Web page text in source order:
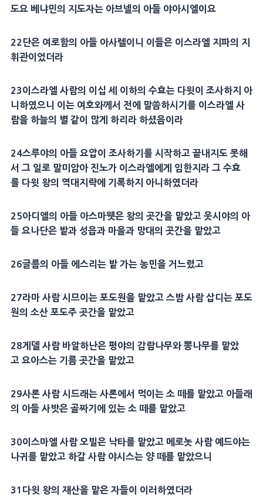
도요 베냐민의 지도자는 아브넬의 아들 야아시엘이요
22단은 여로함의 아들 아사렐이니 이들은 이스라엘 지파의 지
휘관이었더라
23이스라엘 사람의 이십 세 이하의 수효는 다윗이 조사하지 아
니하였으니 이는 여호와께서 전에 말씀하시기를 이스라엘 사
람을 하늘의 별 같이 많게 하리라 하셨음이라
24스루야의 아들 요압이 조사하기를 시작하고 끝내지도 못해
서 그 일로 말미암아 진노가 이스라엘에게 임한지라 그 수효
를 다윗 왕의 역대지략에 기록하지 아니하였더라
25아디엘의 아들 아스마웻은 왕의 곳간을 맡았고 웃시야의 아
들 요나단은 밭과 성읍과 마을과 망대의 곳간을 맡았고
26글룹의 아들 에스리는 밭 가는 농민을 거느렸고
27라마 사람 시므이는 포도원을 맡았고 스밤 사람 삽디는 포도
원의 소산 포도주 곳간을 맡았고
28게델 사람 바알하난은 평야의 감람나무와 뽕나무를 맡았
고 요아스는 기름 곳간을 맡았고
29사론 사람 시드래는 사론에서 먹이는 소 떼를 맡았고 아들래
의 아들 사밧은 골짜기에 있는 소 떼를 맡았고
30이스마엘 사람 오빌은 낙타를 맡았고 메로놋 사람 예드야는
나귀를 맡았고 하갈 사람 야시스는 양 떼를 맡았으니
31다윗 왕의 재산을 맡은 자들이 이러하였더라